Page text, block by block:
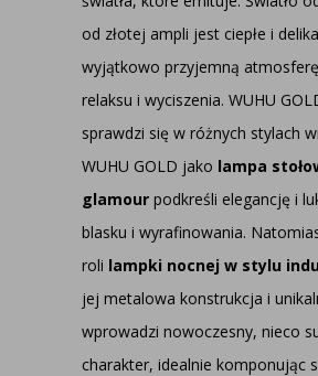
od złotej ampli jest ciepłe i
wyjątkowo przyjemną
relaksu i wyciszenia. WUHU
sprawdzi się w różnych stylach
WUHU GOLD jako lampa
glamour podkreśli elegancję i
blasku i wyrafinowania.
roli lampki nocnej w stylu
jej metalowa konstrukcja i
wprowadzi nowoczesny, nieco
charakter, idealnie komponując